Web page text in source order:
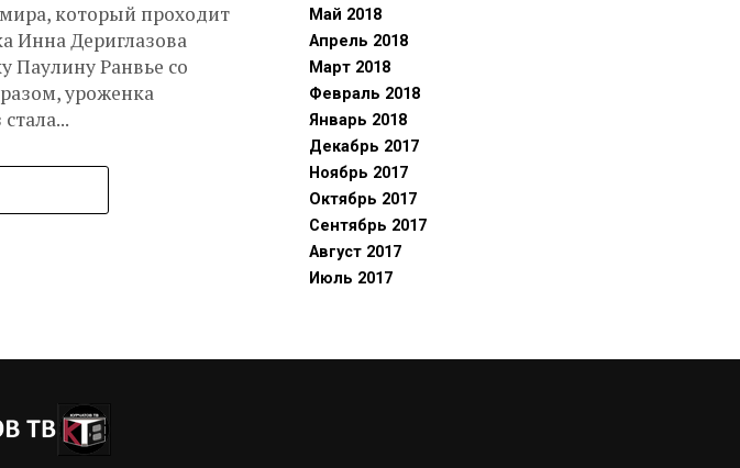
который проходит
Инна Дериглазова
Паулину Ранвье со
уроженка
Май 2018
Апрель 2018
Март 2018
Февраль 2018
Январь 2018
Декабрь 2017
Ноябрь 2017
Октябрь 2017
Сентябрь 2017
Август 2017
Июль 2017